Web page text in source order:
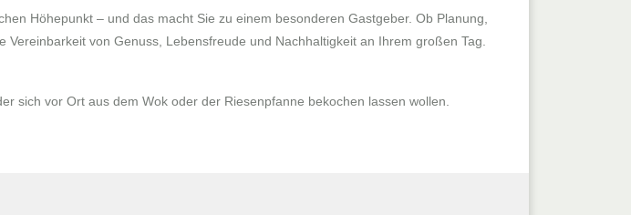
Höhepunkt – und das macht Sie zu einem besonderen Gastgeber. Ob Planung,
von Genuss, Lebensfreude und Nachhaltigkeit an Ihrem großen Tag.
sich vor Ort aus dem Wok oder der Riesenpfanne bekochen lassen wollen.